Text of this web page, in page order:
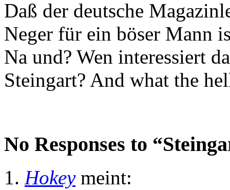
Daß der deutsche
Neger für ein böser Mann
Na und? Wen interessiert
Steingart? And what the
No Responses to
Hokeymeint: